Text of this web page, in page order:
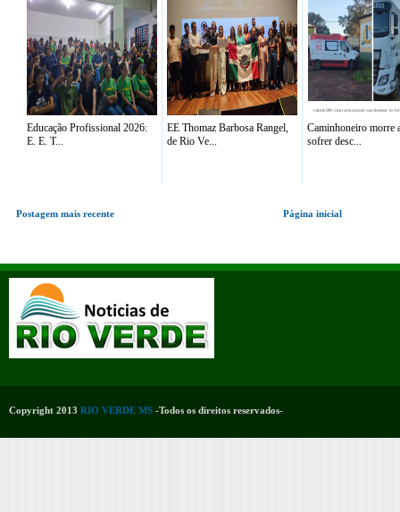
Educação Profissional 2026:
E. E. T...
EE Thomaz Barbosa Rangel,
de Rio Ve...
Caminhoneiro morre
sofrer desc...
Postagem mais recente Página inicial
Copyright 2013 RIO VERDE MS -Todos os direitos reservados-